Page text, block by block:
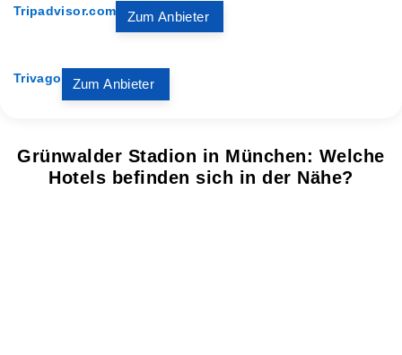
Tripadvisor.com Zum Anbieter
Trivago Zum Anbieter
Grünwalder Stadion in München: Welche
Hotels befinden sich in der Nähe?